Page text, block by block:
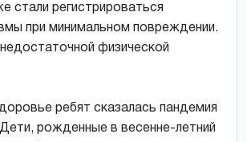
стали регистрироваться
при минимальном повреждении.
физической
ребят сказалась пандемия
рожденные в весенне-летний